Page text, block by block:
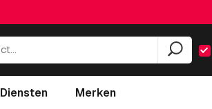
Diensten Merken